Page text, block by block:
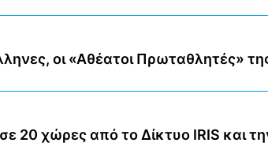
οι «Αθέατοι Πρωταθλητές»
20 χώρες από το Δίκτυο IRIS και